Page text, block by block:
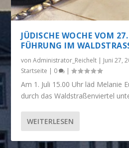
JÜDISCHE WOCHE VOM
FÜHRUNG IM
vonAdministrator_Reichelt | Juni 27,
Startseite | 0 |
Am 1. Juli 15.00 Uhr läd Melanie
durch das Waldstraßenviertel
WEITERLESEN